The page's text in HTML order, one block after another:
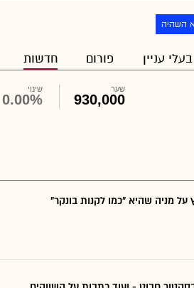
השהיה
בעלי עניין פורום חדשות
שער
930,000
שינוי
0.00%
מניה שהיא "כמו לקנות בונקר"